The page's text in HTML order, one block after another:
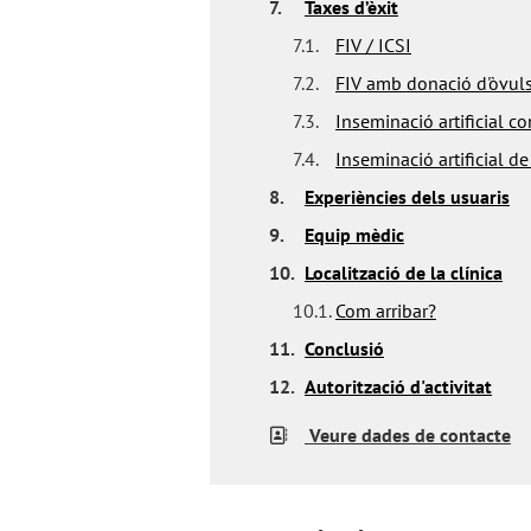
7.
Taxes d’èxit
7.1.
FIV / ICSI
7.2.
FIV amb donació d'òvuls
7.3.
Inseminació artificial
7.4.
Inseminació artificial
8.
Experiències dels usuaris
9.
Equip mèdic
10. Localització de la clínica
10.1. Com arribar?
11. Conclusió
12. Autorització d'activitat
Veure dades de contacte